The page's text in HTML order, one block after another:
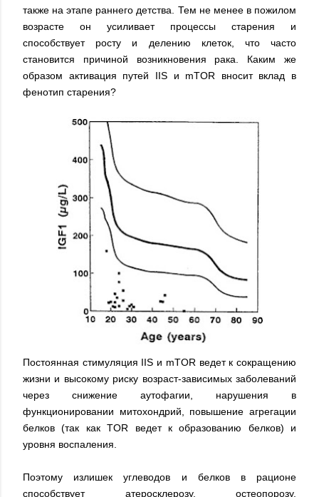
также на этапе раннего детства. Тем не менее в пожилом
возрасте он усиливает процессы старения и
способствует росту и делению клеток, что часто
становится причиной возникновения рака. Каким же
образом активация путей IIS и mTOR вносит вклад в
фенотип старения?
Постоянная стимуляция IIS и mTOR ведет к сокращению
жизни и высокому риску возраст-зависимых заболеваний
через снижение аутофагии, нарушения в
функционировании митохондрий, повышение агрегации
белков (так как TOR ведет к образованию белков) и
уровня воспаления.
Поэтому излишек углеводов и белков в рационе
способствует атеросклерозу, остеопорозу,